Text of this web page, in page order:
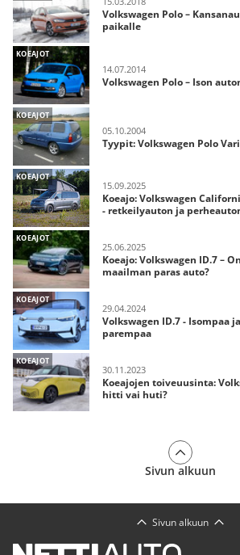
Volkswagen Polo –
paikalle
KOEAJOT
14.07.2014
Volkswagen Polo – Ison
KOEAJOT
05.10.2004
Tyypit: Volkswagen Polo
KOEAJOT
15.09.2025
Koeajo: Volkswagen
- retkeilyauton ja
KOEAJOT
25.06.2025
Koeajo: Volkswagen ID.7 –
maailman paras auto?
KOEAJOT
29.04.2024
Volkswagen ID.7 - Isompaa
parempaa
KOEAJOT
30.11.2023
Koeajojen toiveuusinta:
hitti vai huti?
Sivun alkuun
Sivun alkuun